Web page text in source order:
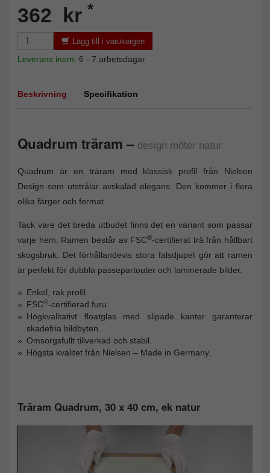
362 kr *
Lägg till i varukorgen
Leverans inom: 6 - 7 arbetsdagar
Beskrivning Specifikation
Quadrum träram – design möter natur
Quadrum är en träram med klassisk profil från Nielsen
Design som utstrålar avskalad elegans. Den kommer i flera
olika färger och format.
Tack vare det breda utbudet finns det en variant som passar
varje hem. Ramen består av FSC®-certifierat trä från hållbart
skogsbruk. Det förhållandevis stora falsdjupet gör att ramen
är perfekt för dubbla passepartouter och laminerade bilder.
Enkel, rak profil.
FSC®-certifierad furu.
Högkvalitativt floatglas med slipade kanter garanterar
skadefria bildbyten.
Omsorgsfullt tillverkad och stabil.
Högsta kvalitet från Nielsen – Made in Germany.
Träram Quadrum, 30 x 40 cm, ek natur